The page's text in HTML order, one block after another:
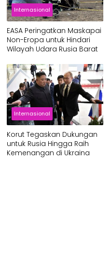
Internasional
EASA Peringatkan Maskapai
Non-Eropa untuk Hindari
Wilayah Udara Rusia Barat
Internasional
Korut Tegaskan Dukungan
untuk Rusia Hingga Raih
Kemenangan di Ukraina